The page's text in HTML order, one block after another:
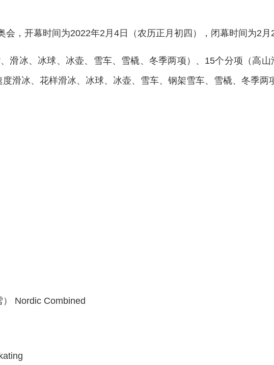
，开幕时间为2022年2月4日（农历正月初四），闭幕时间为2月
滑冰、冰球、冰壶、雪车、雪橇、冬季两项）、15个分项（高山
滑冰、花样滑冰、冰球、冰壶、雪车、钢架雪车、雪橇、冬季两
Nordic Combined